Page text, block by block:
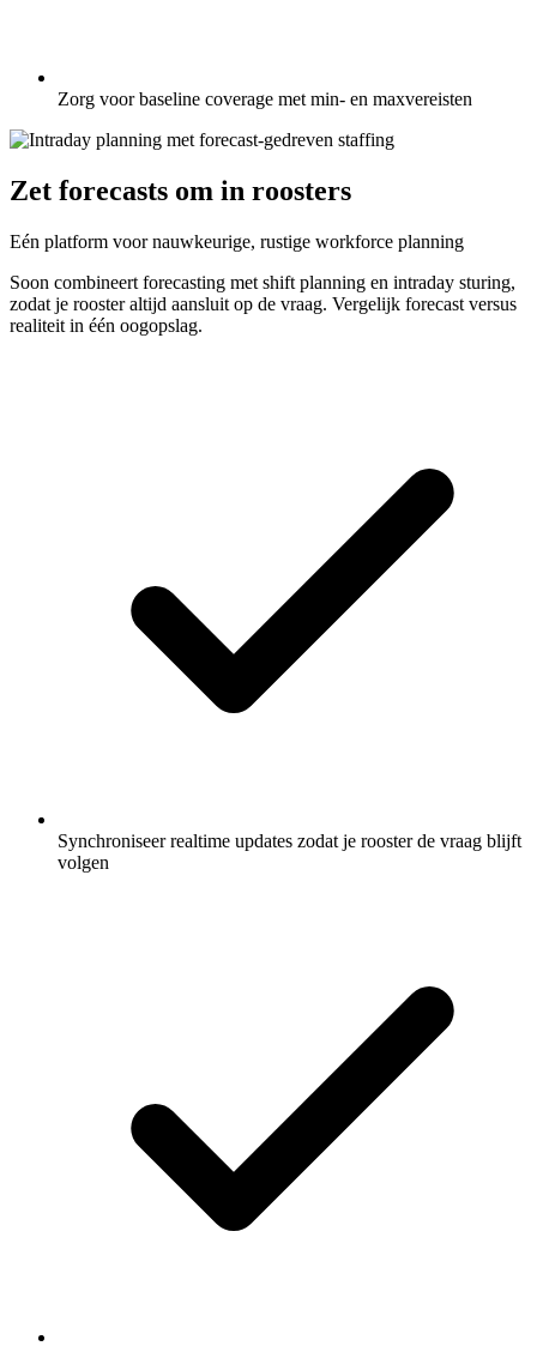
Zorg voor baseline coverage met min- en maxvereisten
Zet forecasts om in roosters
Eén platform voor nauwkeurige, rustige workforce planning
Soon combineert forecasting met shift planning en intraday sturing,
zodat je rooster altijd aansluit op de vraag. Vergelijk forecast versus
realiteit in één oogopslag.
Synchroniseer realtime updates zodat je rooster de vraag blijft
volgen